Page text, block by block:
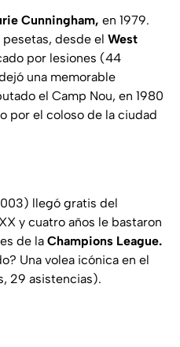
Cunningham, en 1979.
desde el West
por lesiones (44
una memorable
el Camp Nou, en 1980
por el coloso de la ciudad
llegó gratis del
y cuatro años le bastaron
de la Champions League.
Una volea icónica en el
29 asistencias).